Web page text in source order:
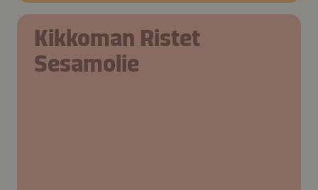
Kikkoman Ristet
Sesamolie